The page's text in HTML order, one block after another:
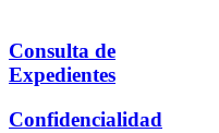
Consulta de
Expedientes
Confidencialidad